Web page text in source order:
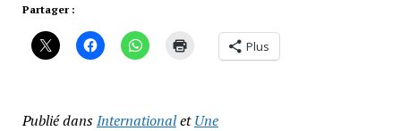
Partager :
Plus
Publié dansInternationaletUne